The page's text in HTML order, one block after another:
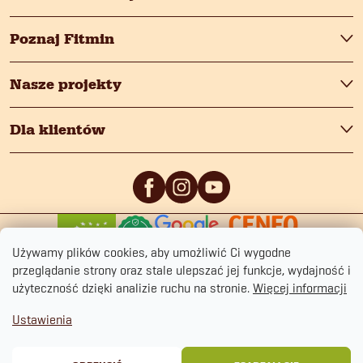
Używamy plików cookies, aby umożliwić Ci wygodne
przeglądanie strony oraz stale ulepszać jej funkcje, wydajność i
użyteczność dzięki analizie ruchu na stronie. Więcej informacji
Ustawienia
Poznaj Fitmin
Nasze projekty
Dla klientów
Regulamin sklepuCookies
Copyright 2026